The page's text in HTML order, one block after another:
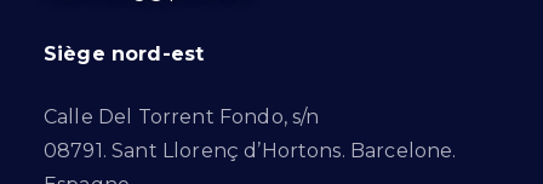
Siège nord-est
Calle Del Torrent Fondo, s/n
08791. Sant Llorenç d’Hortons. Barcelone.